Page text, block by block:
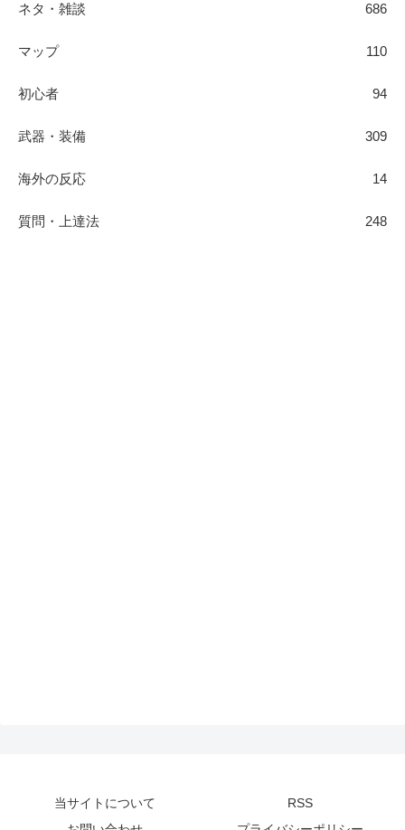
ネタ・雑談 686
マップ 110
初心者 94
武器・装備 309
海外の反応 14
質問・上達法 248
当サイトについて
RSS